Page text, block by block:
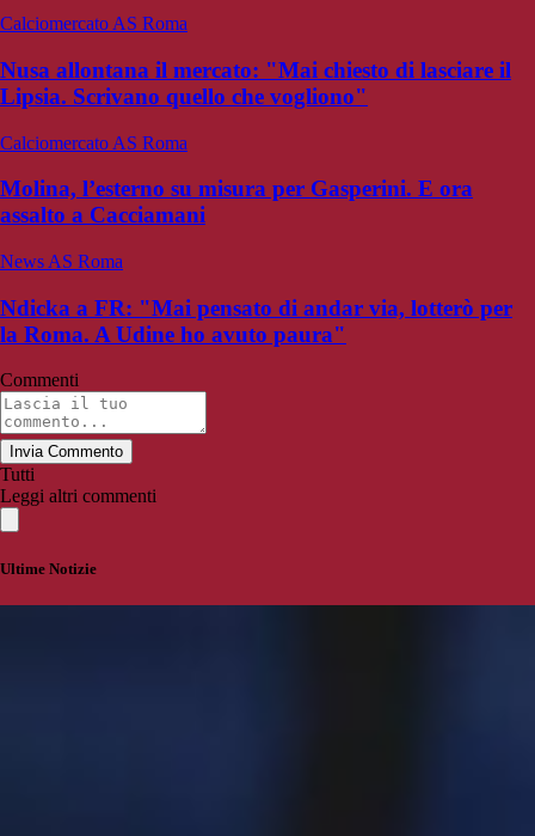
Calciomercato AS Roma
Nusa allontana il mercato: "Mai chiesto di lasciare il
Lipsia. Scrivano quello che vogliono"
Calciomercato AS Roma
Molina, l’esterno su misura per Gasperini. E ora
assalto a Cacciamani
News AS Roma
Ndicka a FR: "Mai pensato di andar via, lotterò per
la Roma. A Udine ho avuto paura"
Commenti
Invia Commento
Tutti
Leggi altri commenti
Ultime Notizie